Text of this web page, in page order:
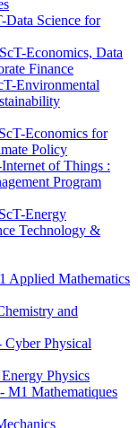
Science for
Economics, Data
Finance
Environmental
Economics for
Policy
of Things :
Program
Energy
Technology &
Applied Mathematics
and
Physical
Physics
Mathematiques